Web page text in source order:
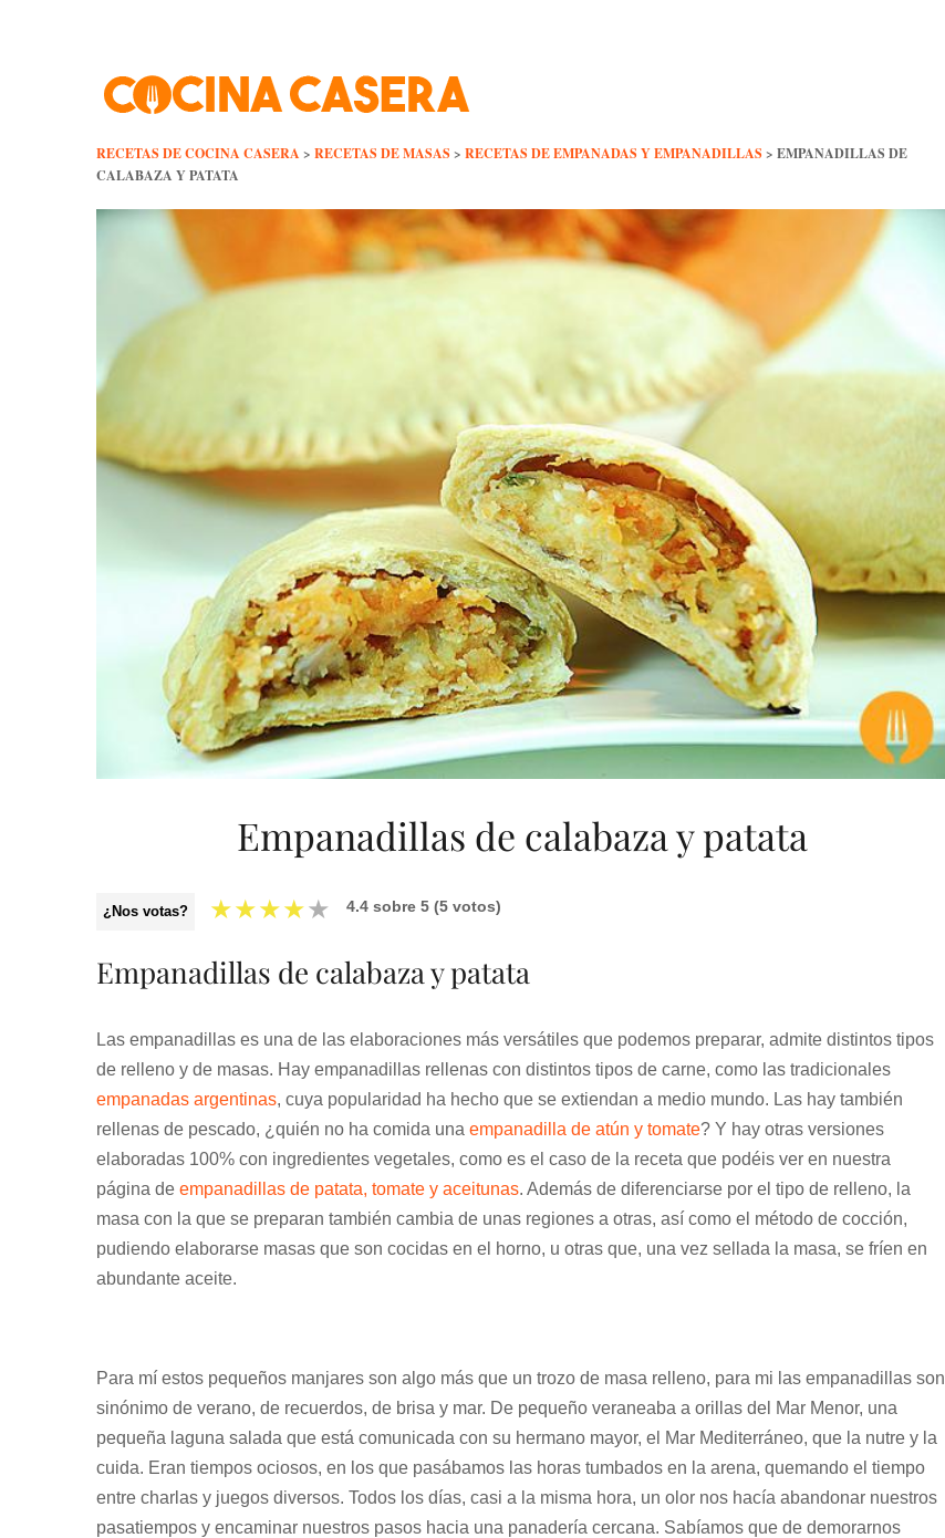
RECETAS DE COCINA CASERA > RECETAS DE MASAS > RECETAS DE EMPANADAS Y EMPANADILLAS > EMPANADILLAS DE
CALABAZA Y PATATA
Empanadillas de calabaza y patata
¿Nos votas? ★★★★★ 4.4 sobre 5 (5 votos)
Empanadillas de calabaza y patata
Las empanadillas es una de las elaboraciones más versátiles que podemos preparar, admite distintos tipos
de relleno y de masas. Hay empanadillas rellenas con distintos tipos de carne, como las tradicionales
empanadas argentinas, cuya popularidad ha hecho que se extiendan a medio mundo. Las hay también
rellenas de pescado, ¿quién no ha comida una empanadilla de atún y tomate? Y hay otras versiones
elaboradas 100% con ingredientes vegetales, como es el caso de la receta que podéis ver en nuestra
página de empanadillas de patata, tomate y aceitunas. Además de diferenciarse por el tipo de relleno, la
masa con la que se preparan también cambia de unas regiones a otras, así como el método de cocción,
pudiendo elaborarse masas que son cocidas en el horno, u otras que, una vez sellada la masa, se fríen en
abundante aceite.
Para mí estos pequeños manjares son algo más que un trozo de masa relleno, para mi las empanadillas son
sinónimo de verano, de recuerdos, de brisa y mar. De pequeño veraneaba a orillas del Mar Menor, una
pequeña laguna salada que está comunicada con su hermano mayor, el Mar Mediterráneo, que la nutre y la
cuida. Eran tiempos ociosos, en los que pasábamos las horas tumbados en la arena, quemando el tiempo
entre charlas y juegos diversos. Todos los días, casi a la misma hora, un olor nos hacía abandonar nuestros
pasatiempos y encaminar nuestros pasos hacia una panadería cercana. Sabíamos que de demorarnos